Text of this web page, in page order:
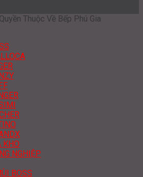
Thuộc Về Bếp Phú Gia
KHO
NGHIỆP
BOSS